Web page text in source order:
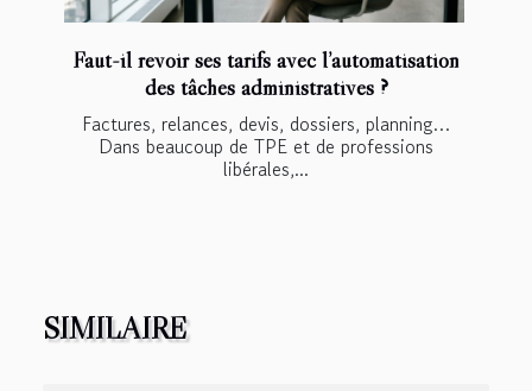
Faut-il revoir ses tarifs avec l’automatisation
des tâches administratives ?
Factures, relances, devis, dossiers, planning…
Dans beaucoup de TPE et de professions
libérales,...
SIMILAIRE